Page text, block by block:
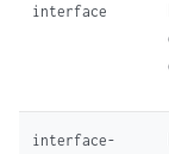
interface
interface-